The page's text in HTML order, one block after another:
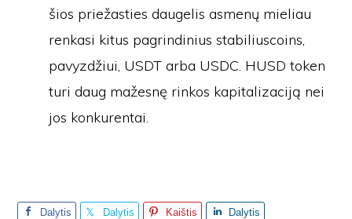
šios priežasties daugelis asmenų mieliau
renkasi kitus pagrindinius stabiliuscoins,
pavyzdžiui, USDT arba USDC. HUSD token
turi daug mažesnę rinkos kapitalizaciją nei
jos konkurentai.
Dalytis Dalytis Kaištis Dalytis